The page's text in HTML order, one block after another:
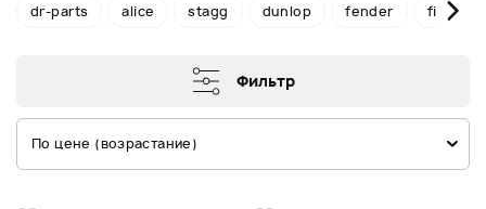
dr-parts alice stagg dunlop fender fishman
Фильтр
По цене (возрастание)